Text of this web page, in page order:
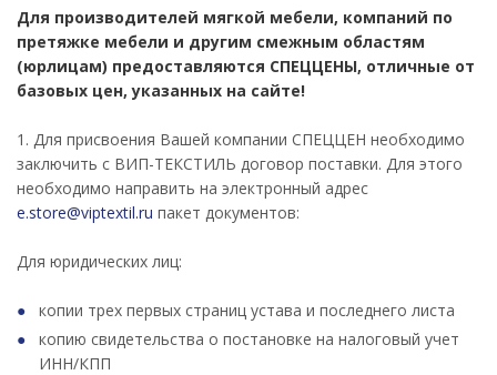
Для производителей мягкой мебели, компаний по
претяжке мебели и другим смежным областям
(юрлицам) предоставляются СПЕЦЦЕНЫ, отличные от
базовых цен, указанных на сайте!
1. Для присвоения Вашей компании СПЕЦЦЕН необходимо
заключить с ВИП-ТЕКСТИЛЬ договор поставки. Для этого
необходимо направить на электронный адрес
e.store@viptextil.ru пакет документов:
Для юридических лиц:
копии трех первых страниц устава и последнего листа
копию свидетельства о постановке на налоговый учет
ИНН/КПП